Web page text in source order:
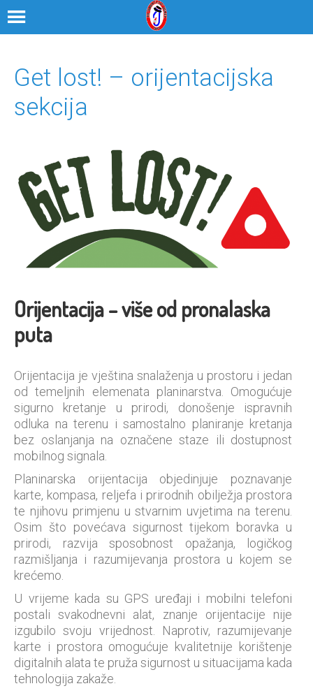
Get lost! – orijentacijska
sekcija
Orijentacija – više od pronalaska
puta
Orijentacija je vještina snalaženja u prostoru i jedan
od temeljnih elemenata planinarstva. Omogućuje
sigurno kretanje u prirodi, donošenje ispravnih
odluka na terenu i samostalno planiranje kretanja
bez oslanjanja na označene staze ili dostupnost
mobilnog signala.
Planinarska orijentacija objedinjuje poznavanje
karte, kompasa, reljefa i prirodnih obilježja prostora
te njihovu primjenu u stvarnim uvjetima na terenu.
Osim što povećava sigurnost tijekom boravka u
prirodi, razvija sposobnost opažanja, logičkog
razmišljanja i razumijevanja prostora u kojem se
krećemo.
U vrijeme kada su GPS uređaji i mobilni telefoni
postali svakodnevni alat, znanje orijentacije nije
izgubilo svoju vrijednost. Naprotiv, razumijevanje
karte i prostora omogućuje kvalitetnije korištenje
digitalnih alata te pruža sigurnost u situacijama kada
tehnologija zakaže.